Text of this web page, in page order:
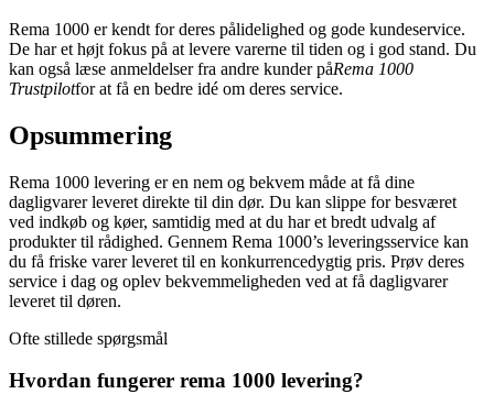
Rema 1000 er kendt for deres pålidelighed og gode kundeservice.
De har et højt fokus på at levere varerne til tiden og i god stand. Du
kan også læse anmeldelser fra andre kunder påRema 1000
Trustpilotfor at få en bedre idé om deres service.
Opsummering
Rema 1000 levering er en nem og bekvem måde at få dine
dagligvarer leveret direkte til din dør. Du kan slippe for besværet
ved indkøb og køer, samtidig med at du har et bredt udvalg af
produkter til rådighed. Gennem Rema 1000’s leveringsservice kan
du få friske varer leveret til en konkurrencedygtig pris. Prøv deres
service i dag og oplev bekvemmeligheden ved at få dagligvarer
leveret til døren.
Ofte stillede spørgsmål
Hvordan fungerer rema 1000 levering?